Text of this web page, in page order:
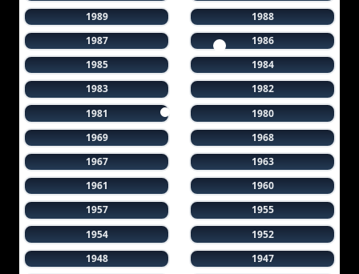
1989
1988
1987
1986
1985
1984
1983
1982
1981
1980
1969
1968
1967
1963
1961
1960
1957
1955
1954
1952
1948
1947